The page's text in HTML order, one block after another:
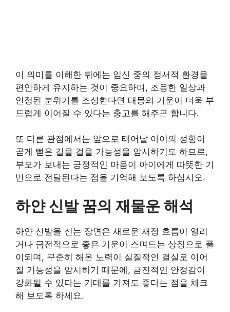
이 의미를 이해한 뒤에는 임신 중의 정서적 환경을
편안하게 유지하는 것이 중요하며, 조용한 일상과
안정된 분위기를 조성한다면 태몽의 기운이 더욱 부
드럽게 이어질 수 있다는 충고를 해주곤 합니다.
또 다른 관점에서는 앞으로 태어날 아이의 성향이
곧게 뻗은 길을 걸을 가능성을 암시하기도 하므로,
부모가 보내는 긍정적인 마음이 아이에게 따뜻한 기
반으로 전달된다는 점을 기억해 보도록 하십시오.
하얀 신발 꿈의 재물운 해석
하얀 신발을 신는 장면은 새로운 재정 흐름이 열리
거나 금전적으로 좋은 기운이 스며드는 상징으로 풀
이되며, 꾸준히 해온 노력이 실질적인 결실로 이어
질 가능성을 암시하기 때문에, 금전적인 안정감이
강화될 수 있다는 기대를 가져도 좋다는 점을 체크
해 보도록 하세요.